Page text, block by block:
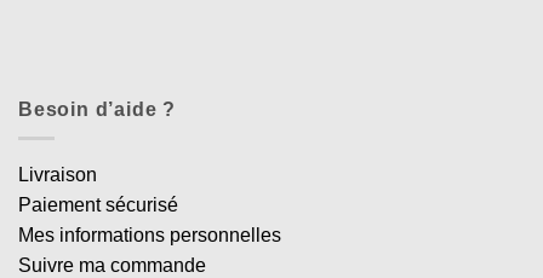
Besoin d’aide ?
Livraison
Paiement sécurisé
Mes informations personnelles
Suivre ma commande